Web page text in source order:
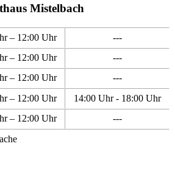
Mistelbach
– 12:00 Uhr
---
– 12:00 Uhr
---
– 12:00 Uhr
---
– 12:00 Uhr
14:00 Uhr - 18:00 Uhr
– 12:00 Uhr
---